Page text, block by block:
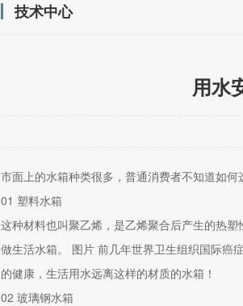
技术中心
用水
市面上的水箱种类很多，普通消费者不知道如
01 塑料水箱
这种材料也叫聚乙烯，是乙烯聚合后产生的热
做生活水箱。 图片 前几年世界卫生组织国际癌
的健康，生活用水远离这样的材质的水箱！
02 玻璃钢水箱